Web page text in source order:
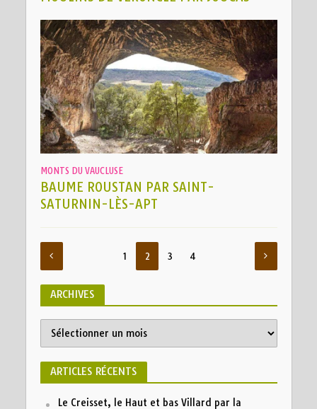
MONTS DU VAUCLUSE
BAUME ROUSTAN PAR SAINT-
SATURNIN-LÈS-APT
1 2 3 4
ARCHIVES
h
ARTICLES RÉCENTS
Le Creisset, le Haut et bas Villard par la